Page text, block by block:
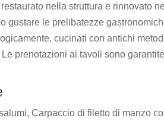
nella struttura e rinnovato
gustare le prelibatezze
cucinati con antichi
prenotazioni ai tavoli sono
Carpaccio di filetto di manzo